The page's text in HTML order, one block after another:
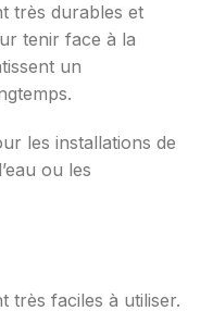
très durables et
tenir face à la
un
les installations de
ou les
très faciles à utiliser.